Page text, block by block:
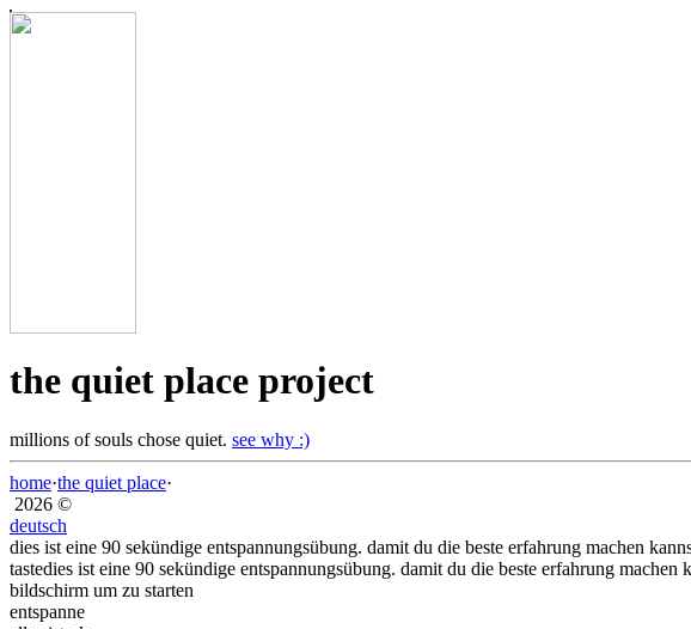
the quiet place project
millions of souls chose quiet. see why :)
home·the quiet place·
2026 ©
deutsch
dies ist eine 90 sekündige entspannungsübung. damit du die beste erfahrung machen
tastedies ist eine 90 sekündige entspannungsübung. damit du die beste erfahrung
bildschirm um zu starten
entspanne